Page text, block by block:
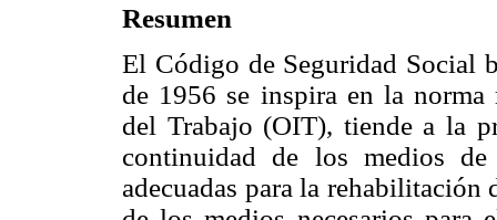
Resumen
El Código de Seguridad Social
de 1956 se inspira en la
del Trabajo (OIT), tiende a la
continuidad de los medios
adecuadas para la